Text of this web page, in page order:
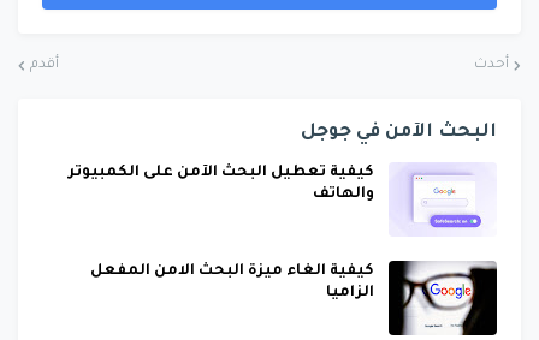
أحدث أقدم
البحث الآمن في جوجل
كيفية تعطيل البحث الآمن على الكمبيوتر
والهاتف
كيفية الغاء ميزة البحث الامن المفعل
الزاميا